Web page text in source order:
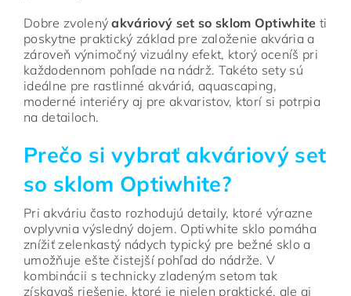
Dobre zvolenýakváriový set so sklom Optiwhite ti
poskytne praktický základ pre založenie akvária a
zároveň výnimočný vizuálny efekt, ktorý oceníš pri
každodennom pohľade na nádrž. Takéto sety sú
ideálne pre rastlinné akváriá, aquascaping,
moderné interiéry aj pre akvaristov, ktorí si potrpia
na detailoch.
Prečo si vybrať akváriový set
so sklom Optiwhite?
Pri akváriu často rozhodujú detaily, ktoré výrazne
ovplyvnia výsledný dojem. Optiwhite sklo pomáha
znížiť zelenkastý nádych typický pre bežné sklo a
umožňuje ešte čistejší pohľad do nádrže. V
kombinácii s technicky zladeným setom tak
získavaš riešenie, ktoré je nielen praktické, ale aj